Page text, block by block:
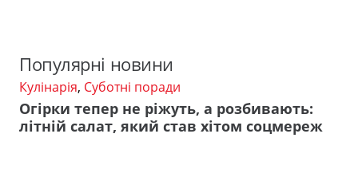
Популярні новини
Кулінарія, Суботні поради
Огірки тепер не ріжуть, а розбивають:
літній салат, який став хітом соцмереж